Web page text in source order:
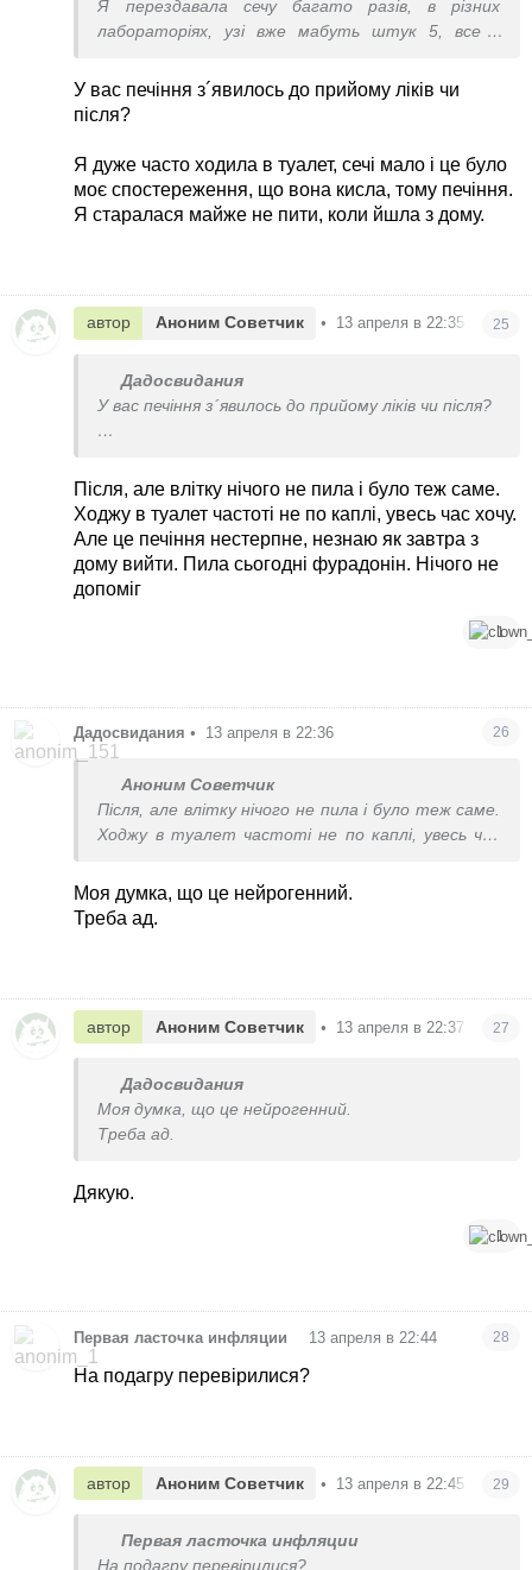
Я перездавала сечу багато разів, в різних
лабораторіях, узі вже мабуть штук 5, все в
печіння? Невролог сказав, що печіння і біль внизу
живота не типовий симптом для нейронного,
У вас печіння з´явилось до прийому ліків чи
після?
Я дуже часто ходила в туалет, сечі мало і це було
моє спостереження, що вона кисла, тому печіння.
Я старалася майже не пити, коли йшла з дому.
автор Аноним Советчик • 13 апреля в 22:35 25
Дадосвидания
У вас печіння з´явилось до прийому ліків чи після?
було моє спостереження, що вона кисла, тому
печіння. Я старалася майже не пити, коли йшла
з дому.
Після, але влітку нічого не пила і було теж саме.
Ходжу в туалет частоті не по каплі, увесь час хочу.
Але це печіння нестерпне, незнаю як завтра з
дому вийти. Пила сьогодні фурадонін. Нічого не
допоміг
1
Дадосвидания • 13 апреля в 22:36 26
Аноним Советчик
Після, але влітку нічого не пила і було теж саме.
Ходжу в туалет частоті не по каплі, увесь час
завтра з дому вийти. Пила сьогодні фурадонін.
Нічого не допоміг
Моя думка, що це нейрогенний.
Треба ад.
автор Аноним Советчик • 13 апреля в 22:37 27
Дадосвидания
Моя думка, що це нейрогенний.
Треба ад.
Дякую.
1
Первая ласточка инфляции 13 апреля в 22:44 28
На подагру перевірилися?
автор Аноним Советчик • 13 апреля в 22:45 29
Первая ласточка инфляции
На подагру перевірилися?